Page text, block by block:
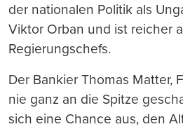
der nationalen Politik als
Viktor Orban und ist reicher
Regierungschefs.
Der Bankier Thomas Matter,
nie ganz an die Spitze
sich eine Chance aus, den